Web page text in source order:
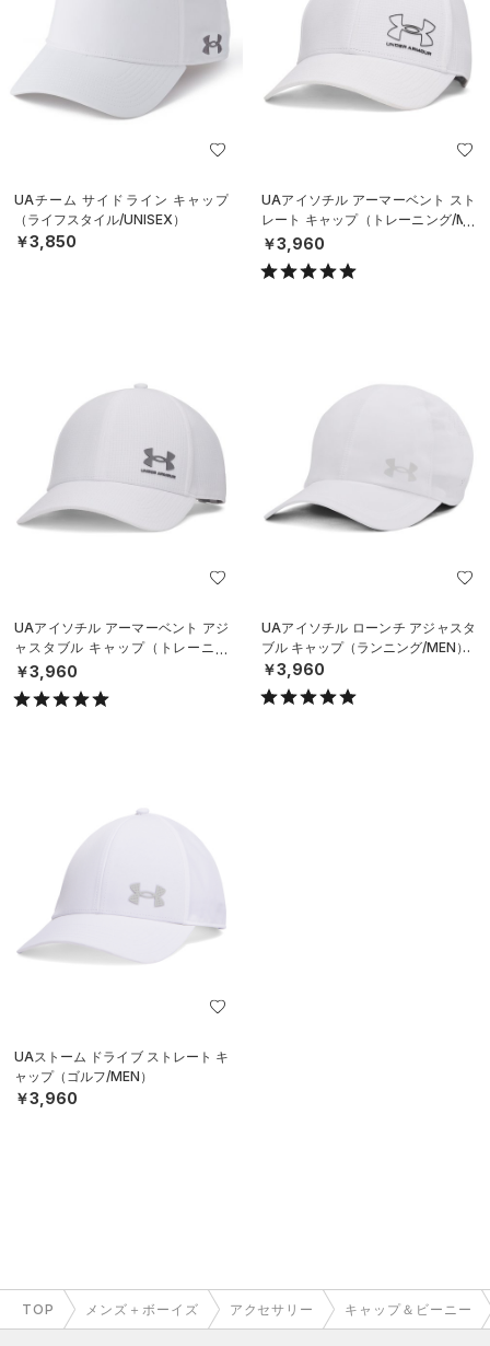
UAチーム サイドライン キャップ
（ライフスタイル/UNISEX）
￥3,850
UAアイソチル アーマーベント スト
レート キャップ（トレーニング/ME
N）
￥3,960
UAアイソチル アーマーベント アジ
ャスタブル キャップ（トレーニン
グ/MEN）
￥3,960
UAアイソチル ローンチ アジャスタ
ブル キャップ（ランニング/MEN）
￥3,960
UAストーム ドライブ ストレート キ
ャップ（ゴルフ/MEN）
￥3,960
TOP メンズ＋ボーイズ アクセサリー キャップ＆ビーニー